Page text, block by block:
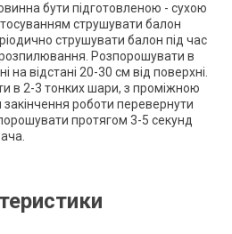
бути підготовленою - сухою
струшувати балон
струшувати балон під час
Розпорошувати в
відстані 20-30 см від поверхні.
в 2-3 тонких шари, з проміжною
роботи перевернути
протягом 3-5 секунд